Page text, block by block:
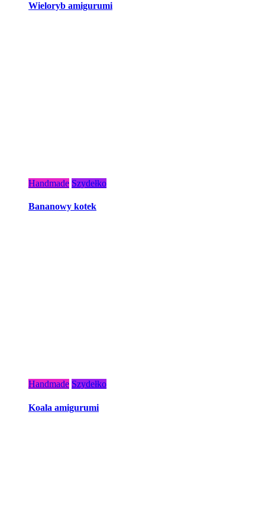
Wieloryb amigurumi
Handmade Szydełko
Bananowy kotek
Handmade Szydełko
Koala amigurumi